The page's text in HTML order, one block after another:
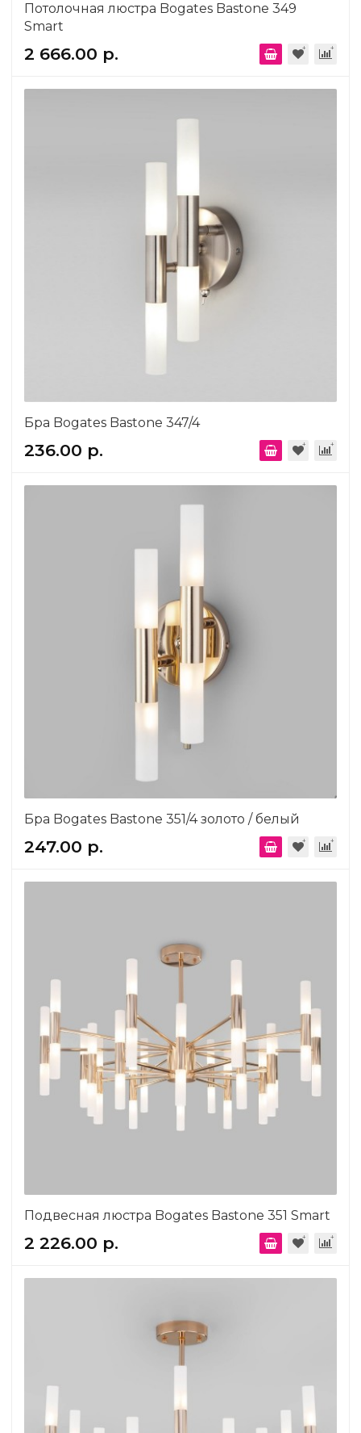
Потолочная люстра Bogates Bastone 349
Smart
2 666.00 р.
Бра Bogates Bastone 347/4
236.00 р.
Бра Bogates Bastone 351/4 золото / белый
247.00 р.
Подвесная люстра Bogates Bastone 351 Smart
2 226.00 р.